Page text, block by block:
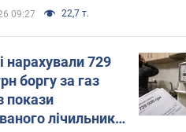
09:27 22,7 т.
нарахували 729
боргу за газ
покази
лічильника: